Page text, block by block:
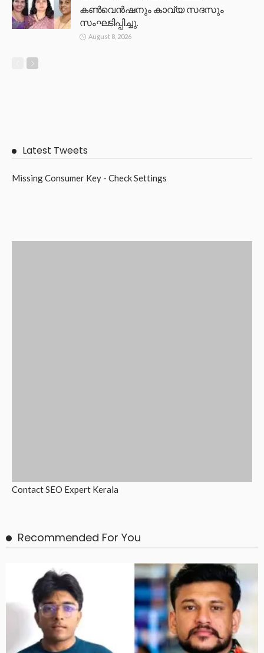
കൺവെൻഷനും കാവ്യ സദസും
സംഘടിപ്പിച്ചു.
August 8, 2026
Latest Tweets
Missing Consumer Key - Check Settings
ContactSEO Expert Kerala
Recommended For You